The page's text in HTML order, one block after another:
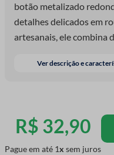
botão metalizado
detalhes delicados em
artesanais, ele combina
você soltar a
Ver descrição e
R$ 32,90
Pague em até 1 sem juros